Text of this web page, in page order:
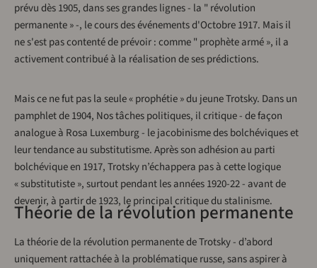
prévu dès 1905, dans ses grandes lignes - la " révolution
permanente » -, le cours des événements d'Octobre 1917. Mais il
ne s'est pas contenté de prévoir : comme " prophète armé », il a
activement contribué à la réalisation de ses prédictions.
Mais ce ne fut pas la seule « prophétie » du jeune Trotsky. Dans un
pamphlet de 1904, Nos tâches politiques, il critique - de façon
analogue à Rosa Luxemburg - le jacobinisme des bolchéviques et
leur tendance au substitutisme. Après son adhésion au parti
bolchévique en 1917, Trotsky n’échappera pas à cette logique
« substitutiste », surtout pendant les années 1920-22 - avant de
devenir, à partir de 1923, le principal critique du stalinisme.
Théorie de la révolution permanente
La théorie de la révolution permanente de Trotsky - d’abord
uniquement rattachée à la problématique russe, sans aspirer à